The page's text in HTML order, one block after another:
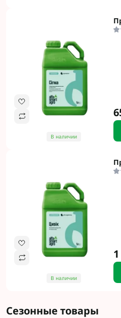
В наличии
В наличии
Сезонные товары